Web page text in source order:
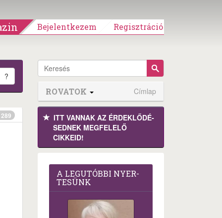
Bejelentkezem Regisztráció
?
289
ROVATOK Címlap
ITT VANNAK AZ ÉRDEK­LŐDÉ­
SEDNEK MEGFE­LELŐ
CIKKEID!
A LEG­U­TÓB­BI NYER­
TE­SÜNK